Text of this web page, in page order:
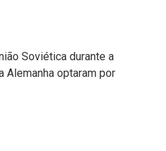
Soviética durante a
Alemanha optaram por